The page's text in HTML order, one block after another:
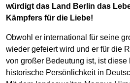
würdigt das Land Berlin das
Kämpfers für die Liebe!
Obwohl er international für seine
wieder gefeiert wird und er für die
von großer Bedeutung ist, ist diese
historische Persönlichkeit in